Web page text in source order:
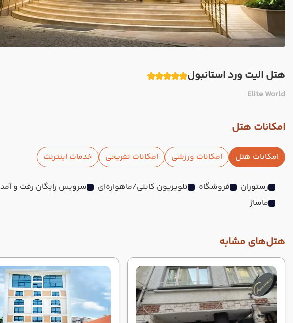
هتل الیت ورد استانبول
Elite World
امکانات هتل
امکانات هتل امکانات ورزشی امکانات تفریحی خدمات اینترنت
رستوران فروشگاه تلویزیون کابلی/ماهواره‌ای سرویس رایگان رفت و آمد
ماساژ
هتل‌های مشابه